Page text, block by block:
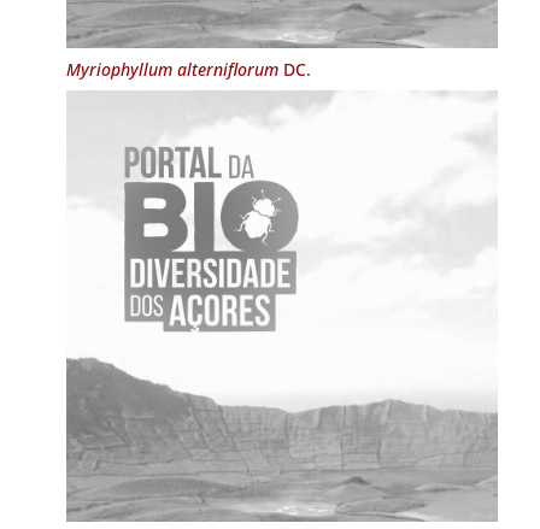
Myriophyllum alterniflorumDC.